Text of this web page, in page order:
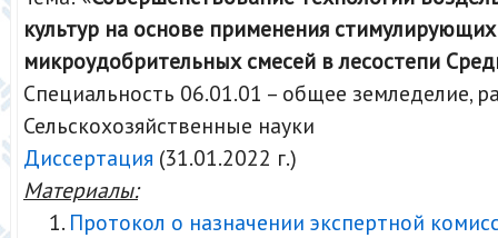
культур на основе применения
микроудобрительных смесей в лесостепи
Специальность 06.01.01 – общее земледелие,
Сельскохозяйственные науки
Диссертация (31.01.2022 г.)
Материалы:
Протокол о назначении экспертной